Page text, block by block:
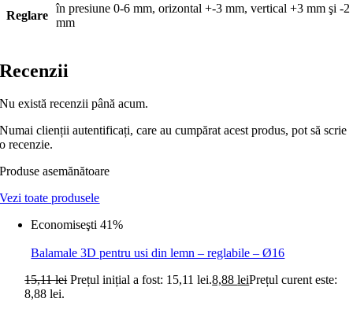
Reglare
în presiune 0-6 mm, orizontal +-3 mm, vertical +3 mm şi -2
mm
Recenzii
Nu există recenzii până acum.
Numai clienții autentificați, care au cumpărat acest produs, pot să scrie
o recenzie.
Produse asemănătoare
Vezi toate produsele
Economiseşti 41%
Balamale 3D pentru usi din lemn – reglabile – Ø16
15,11lei Prețul inițial a fost: 15,11 lei.8,88leiPrețul curent este:
8,88 lei.